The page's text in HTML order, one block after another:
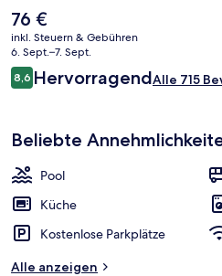
anderen Reisenden. Die öffentlichen
kurzen Fußmarsch entfernt: Zur
Beach Residence 2 sind es 7 Minuten
Straßenbahnhaltestelle Jumeirah
Der
aktuelle
Preis
beträgt
76 €.
76 €
inkl. Steuern & Gebühren
6. Sept.–7. Sept.
Bewertungen
8,68,6 von 10.
HervorragendAlle 715
Beliebte
Pool
Küche
Kostenlose Parkplätze
Alle anzeigen